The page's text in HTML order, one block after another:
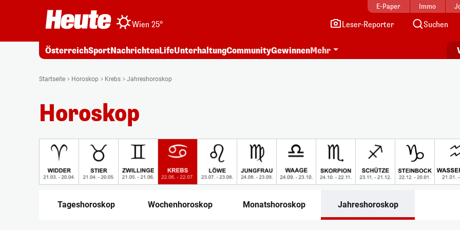
E-Paper Immo
Wien 25° Leser-Reporter Suchen
ÖsterreichSportNachrichtenLifeUnterhaltungCommunityGewinnenMehr
Startseite Horoskop Krebs Jahreshoroskop
Horoskop
Tageshoroskop Wochenhoroskop Monatshoroskop Jahreshoroskop